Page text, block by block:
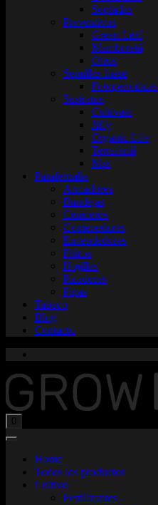
Sopladas
Preventivos
Green Leaf
Mamboretá
Otros
Semillas Inase
Fotoperiodicas
Sustratos
Cultivate
Jiffy
Organic Life
Terrafertil
Mas
Parafernalia
Armadores
Bandejas
Ceniceros
Contenedores
Encendedores
Filtros
Hojillas
Picadores
Pipas
Tabaco
Blog
Contacto
0
Home
Todos los productos
Cultivo
Fertilizantes